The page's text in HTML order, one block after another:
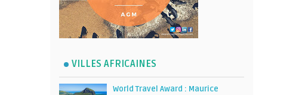
VILLES AFRICAINES
World Travel Award : Maurice